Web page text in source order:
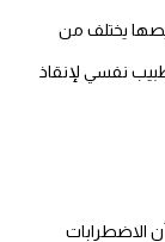
يختلف من
نفسي لإنقاذ
الاضطرابات